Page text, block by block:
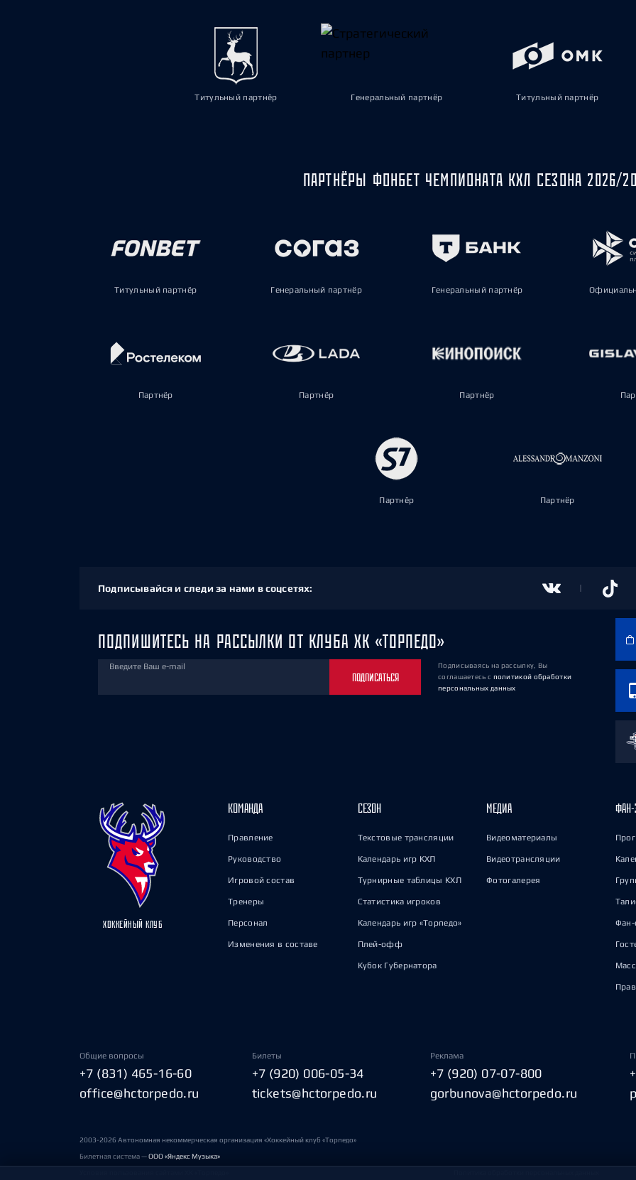
Титульный партнёр Генеральный партнёр Титульный партнёр
ПАРТНЁРЫ ФОНБЕТ ЧЕМПИОНАТА КХЛ СЕЗОНА 2026/
Титульный партнёр Генеральный партнёр Генеральный партнёр
Партнёр Партнёр Партнёр
Партнёр Партнёр
Подписывайся и следи за нами в соцсетях:
ПОДПИШИТЕСЬ НА РАССЫЛКИ ОТ КЛУБА ХК «ТОРПЕДО»
Введите Ваш e-mail
ПОДПИСАТЬСЯ
Подписываясь на рассылку, Вы
соглашаетесь с политикой обработки
персональных данных
ХОККЕЙНЫЙ КЛУБ
КОМАНДА
Правление
Руководство
Игровой состав
Тренеры
Персонал
Изменения в составе
СЕЗОН
Текстовые трансляции
Календарь игр КХЛ
Турнирные таблицы КХЛ
Статистика игроков
Календарь игр «Торпедо»
Плей-офф
Кубок Губернатора
МЕДИА
Видеоматериалы
Видеотрансляции
Фотогалерея
ФАН-
Фан-
Общие вопросы
+7 (831) 465-16-60
office@hctorpedo.ru
Билеты
+7 (920) 006-05-34
tickets@hctorpedo.ru
Реклама
+7 (920) 07-07-800
gorbunova@hctorpedo.ru
2003-2026 Автономная некоммерческая организация «Хоккейный клуб «Торпедо»
Билетная система —ООО «Яндекс Музыка»